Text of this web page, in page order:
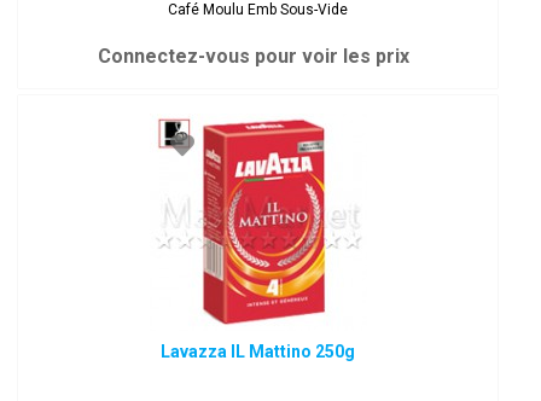
Café Moulu Emb Sous-Vide
Connectez-vous pour voir les prix
Lavazza IL Mattino 250g